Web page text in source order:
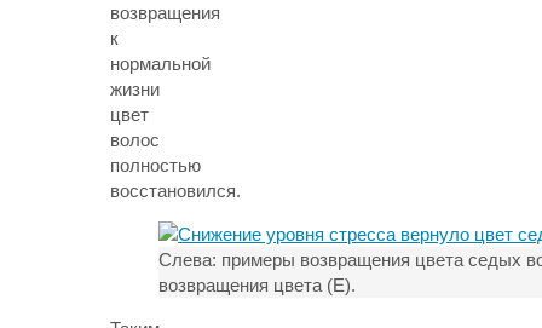
возвращения
к
нормальной
жизни
цвет
волос
полностью
восстановился.
Слева: примеры возвращения цвета седых
возвращения цвета (E).